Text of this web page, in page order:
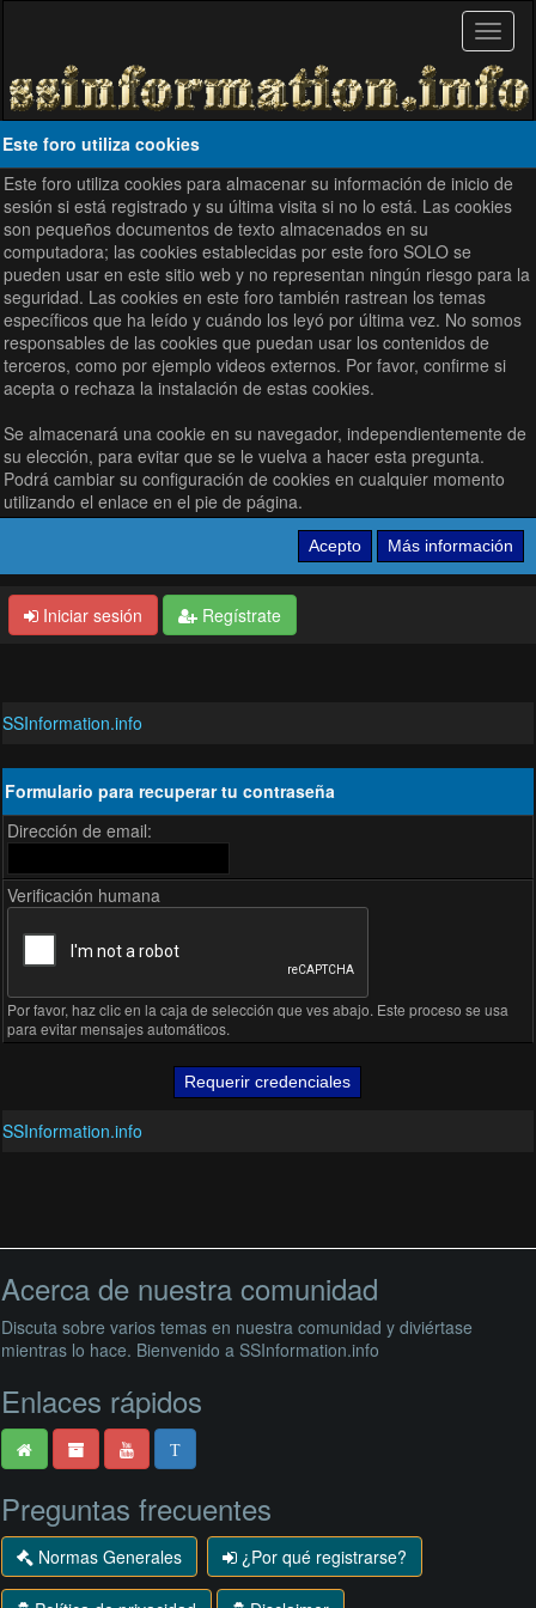
Este foro utiliza cookies
Este foro utiliza cookies para almacenar su información de inicio de
sesión si está registrado y su última visita si no lo está. Las cookies
son pequeños documentos de texto almacenados en su
computadora; las cookies establecidas por este foro SOLO se
pueden usar en este sitio web y no representan ningún riesgo para la
seguridad. Las cookies en este foro también rastrean los temas
específicos que ha leído y cuándo los leyó por última vez. No somos
responsables de las cookies que puedan usar los contenidos de
terceros, como por ejemplo videos externos. Por favor, confirme si
acepta o rechaza la instalación de estas cookies.
Se almacenará una cookie en su navegador, independientemente de
su elección, para evitar que se le vuelva a hacer esta pregunta.
Podrá cambiar su configuración de cookies en cualquier momento
utilizando el enlace en el pie de página.
Iniciar sesión Regístrate
SSInformation.info
Formulario para recuperar tu contraseña
Dirección de email:
Verificación humana
Por favor, haz clic en la caja de selección que ves abajo. Este proceso se usa
para evitar mensajes automáticos.
SSInformation.info
Acerca de nuestra comunidad
Discuta sobre varios temas en nuestra comunidad y diviértase
mientras lo hace. Bienvenido a SSInformation.info
Enlaces rápidos
T
Preguntas frecuentes
Normas Generales ¿Por qué registrarse?